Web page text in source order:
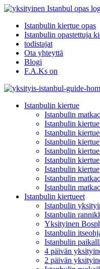
Istanbulin kiertue opas
Istanbulin opastettuja
todistajat
Ota yhteyttä
Blogi
F.A.Ks on
Istanbulin kiertue
Istanbulin
Istanbulin
Istanbulin
Istanbulin
Istanbulin
Istanbulin
Istanbulin kiertue
Istanbulin
Istanbulin
Istanbulin kiertueet
Istanbulin
Istanbulin
Yksityinen
Istanbulin
Istanbulin
4 päivän
2 päivän